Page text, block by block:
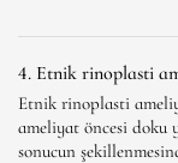
4. Etnik rinoplasti
Etnik rinoplasti
ameliyat öncesi doku
sonucun